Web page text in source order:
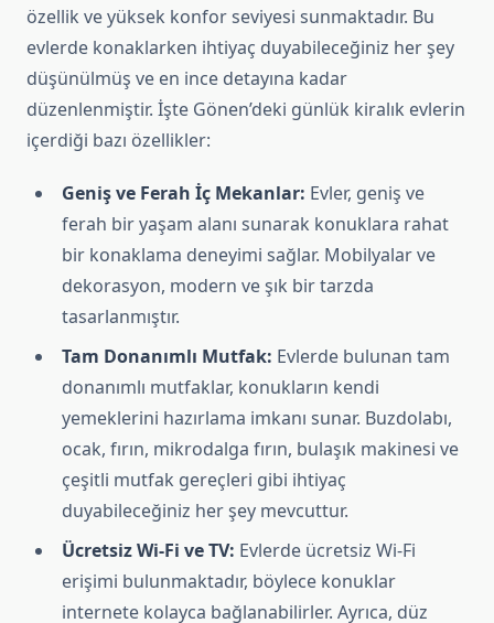
özellik ve yüksek konfor seviyesi sunmaktadır. Bu
evlerde konaklarken ihtiyaç duyabileceğiniz her şey
düşünülmüş ve en ince detayına kadar
düzenlenmiştir. İşte Gönen’deki günlük kiralık evlerin
içerdiği bazı özellikler:
Geniş ve Ferah İç Mekanlar: Evler, geniş ve
ferah bir yaşam alanı sunarak konuklara rahat
bir konaklama deneyimi sağlar. Mobilyalar ve
dekorasyon, modern ve şık bir tarzda
tasarlanmıştır.
Tam Donanımlı Mutfak: Evlerde bulunan tam
donanımlı mutfaklar, konukların kendi
yemeklerini hazırlama imkanı sunar. Buzdolabı,
ocak, fırın, mikrodalga fırın, bulaşık makinesi ve
çeşitli mutfak gereçleri gibi ihtiyaç
duyabileceğiniz her şey mevcuttur.
Ücretsiz Wi-Fi ve TV: Evlerde ücretsiz Wi-Fi
erişimi bulunmaktadır, böylece konuklar
internete kolayca bağlanabilirler. Ayrıca, düz